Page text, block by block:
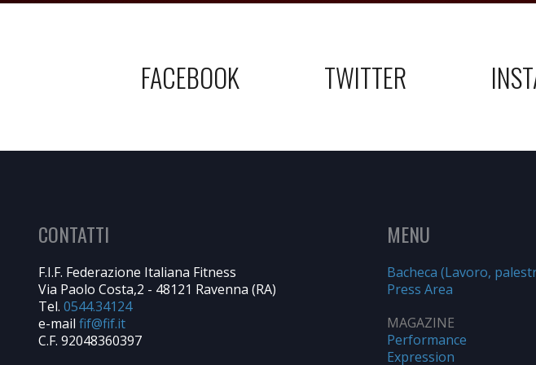
FACEBOOK TWITTER
CONTATTI
F.I.F. Federazione Italiana Fitness
Via Paolo Costa,2 - 48121 Ravenna (RA)
Tel. 0544.34124
e-mail
C.F. 92048360397
MENU
Bacheca (Lavoro,
Press Area
MAGAZINE
Performance
Expression